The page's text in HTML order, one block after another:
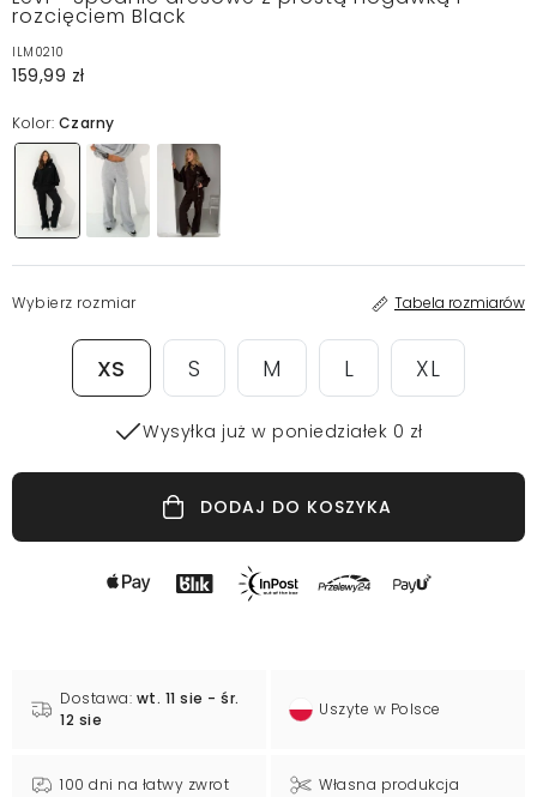
rozcięciem Black
ILM0210
159,99 zł
Kolor: Czarny
Wybierz rozmiar Tabela rozmiarów
XS S M L XL
Wysyłka już w poniedziałek 0 zł
DODAJ DO KOSZYKA
Dostawa: wt. 11 sie - śr.
12 sie
Uszyte w Polsce
100 dni na łatwy zwrot Własna produkcja